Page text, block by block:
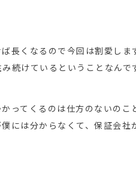
長くなるので今回は割愛し
続けているということなんで
ってくるのは仕方のないの
には分からなくて、保証会